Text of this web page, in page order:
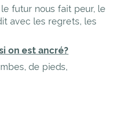
futur nous fait peur, le
avec les regrets, les
on est ancré?
de pieds,